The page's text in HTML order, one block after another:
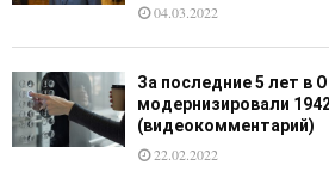
04.03.2022
За последние 5 лет в
модернизировали
(видеокомментарий)
22.02.2022